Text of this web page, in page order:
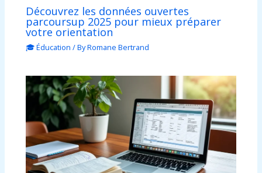
Découvrez les données ouvertes
parcoursup 2025 pour mieux préparer
votre orientation
🎓 Éducation / ByRomane Bertrand